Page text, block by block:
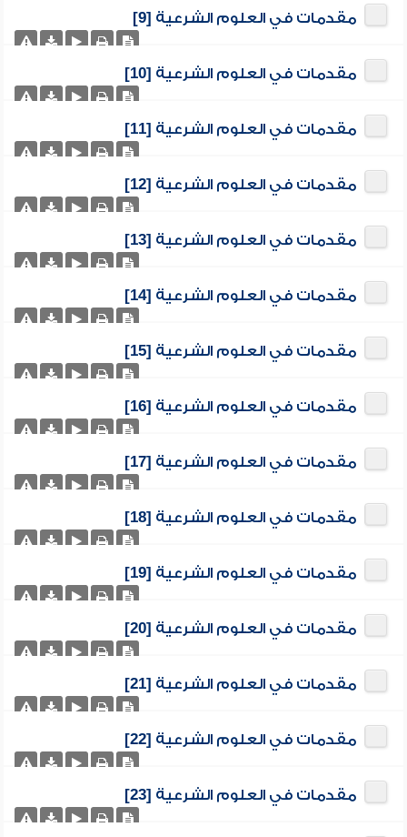
مقدمات في العلوم الشرعية [9]
مقدمات في العلوم الشرعية [10]
مقدمات في العلوم الشرعية [11]
مقدمات في العلوم الشرعية [12]
مقدمات في العلوم الشرعية [13]
مقدمات في العلوم الشرعية [14]
مقدمات في العلوم الشرعية [15]
مقدمات في العلوم الشرعية [16]
مقدمات في العلوم الشرعية [17]
مقدمات في العلوم الشرعية [18]
مقدمات في العلوم الشرعية [19]
مقدمات في العلوم الشرعية [20]
مقدمات في العلوم الشرعية [21]
مقدمات في العلوم الشرعية [22]
مقدمات في العلوم الشرعية [23]